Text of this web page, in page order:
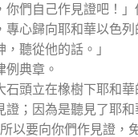
們自己作見證吧！」
心歸向耶和華以色列
聽從他的話。」
典章。
頭立在橡樹下耶和華
；因為是聽見了耶
要向你們作見證，